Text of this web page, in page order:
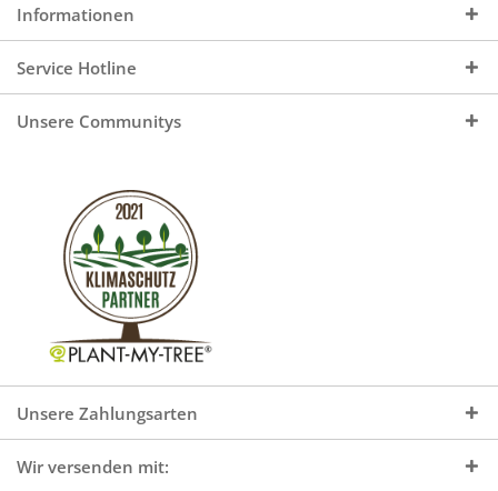
Informationen
Service Hotline
Unsere Communitys
Unsere Zahlungsarten
Wir versenden mit: